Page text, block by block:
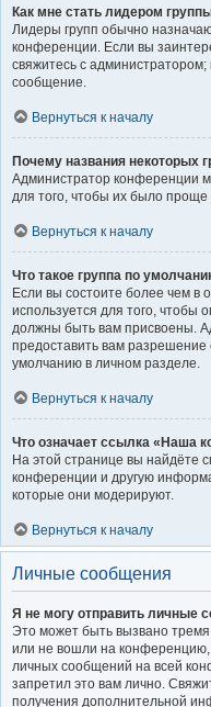
Как мне стать лидером
Лидеры групп обычно
конференции. Если вы
свяжитесь с
сообщение.
Вернуться к началу
Почему названия некоторых
Администратор конференции
для того, чтобы их было проще
Вернуться к началу
Что такое группа по
Если вы состоите более чем в
используется для того, чтобы
должны быть вам присвоены.
предоставить вам
умолчанию в личном разделе.
Вернуться к началу
Что означает ссылка «Наша
На этой странице вы найдёте
конференции и другую
которые они модерируют.
Вернуться к началу
Личные сообщения
Я не могу отправить личные
Это может быть вызвано
или не вошли на конференцию,
личных сообщений на всей
запретил это вам лично.
получения дополнительной